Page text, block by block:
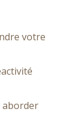
votre
aborder